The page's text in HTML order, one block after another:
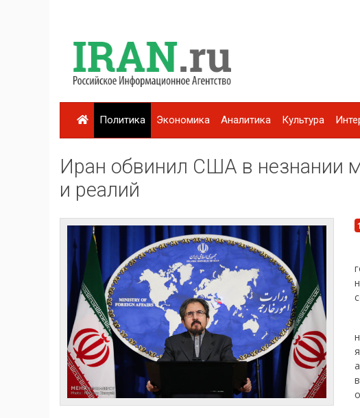
Политика Экономика Аналитика Культура
Иран обвинил США в незнании
и реалий